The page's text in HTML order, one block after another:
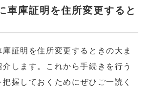
車庫証明を住所変更すると
証明を住所変更するときの大ま
します。これから手続きを行う
握しておくためにぜひご一読く